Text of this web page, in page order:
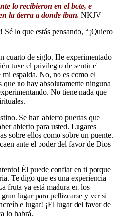
lo recibieron en el bote, e
la tierra a donde iban. NKJV
lo que estás pensando, “¡Quiero
cuarto de siglo. He experimentado
tuve el privilegio de sentir el
espalda. No, no es como el
que no hay absolutamente ninguna
No tiene nada que
Se han abierto puertas que
abierto para usted. Lugares
sobre ellos como sobre un puente.
ante el poder del favor de Dios
Él puede confiar en ti porque
Te digo que es una experiencia
fruta ya está madura en los
lugar para pellizcarse y ver si
lugar! ¡El lugar del favor de
lo habrá.